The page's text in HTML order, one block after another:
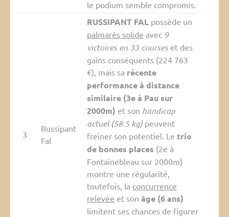
le podium semble compromis.
3
Russipant
Fal
RUSSIPANT FALpossède un
palmarès solide avec 9
victoires en 33 courseset des
gains conséquents (224 763
€), mais sa récente
performance à distance
similaire (3e à Pau sur
2000m) et son handicap
actuel (58.5 kg)peuvent
freiner son potentiel. Le trio
de bonnes places (2e à
Fontainebleau sur 2000m)
montre une régularité,
toutefois, la concurrence
relevée et son âge (6 ans)
limitent ses chances de figurer